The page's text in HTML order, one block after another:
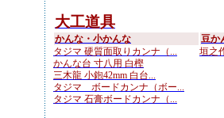
大工道具
かんな・小かんな
タジマ 硬質面取りカンナ（...
かんな台 寸八用 白樫
三木龍 小鉋42mm 白台...
タジマ ボードカンナ（ボー...
タジマ 石膏ボードカンナ（...
豆か
垣之